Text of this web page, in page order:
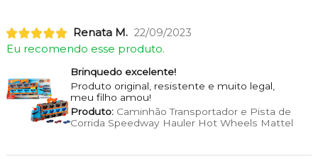
Renata M. 22/09/2023
Eu recomendo esse produto.
Brinquedo excelente!
Produto original, resistente e muito legal,
meu filho amou!
Produto:Caminhão Transportador e Pista de
Corrida Speedway Hauler Hot Wheels Mattel